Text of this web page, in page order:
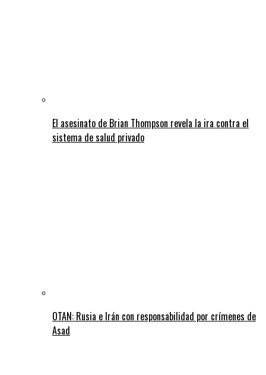
El asesinato de Brian Thompson revela la ira contra el
sistema de salud privado
OTAN: Rusia e Irán con responsabilidad por crímenes de
Asad